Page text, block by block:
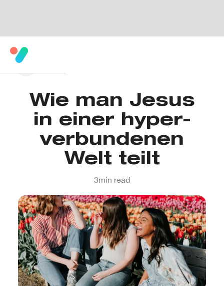
Wie man Jesus
in einer hyper-
verbundenen
Welt teilt
3min read